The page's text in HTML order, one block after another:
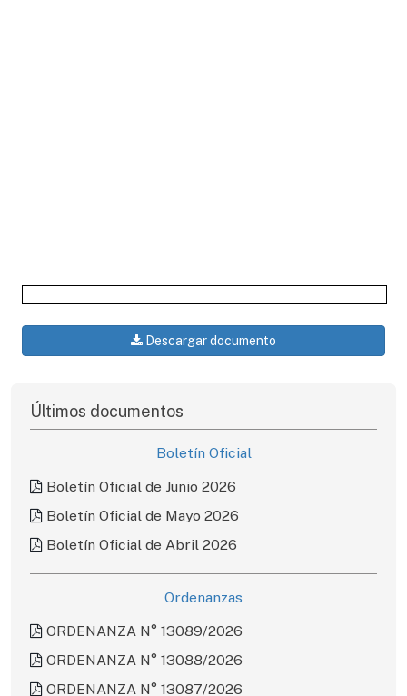
Descargar documento
Últimos documentos
Boletín Oficial
Boletín Oficial de Junio 2026
Boletín Oficial de Mayo 2026
Boletín Oficial de Abril 2026
Ordenanzas
ORDENANZA N° 13089/2026
ORDENANZA N° 13088/2026
ORDENANZA N° 13087/2026